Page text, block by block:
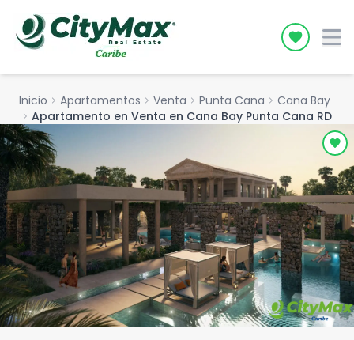
Icon
Inicio chevron_right Apartamentos chevron_right Venta chevron_right Punta Cana chevron_right Cana Bay
chevron_right Apartamento en Venta en Cana Bay Punta Cana RD